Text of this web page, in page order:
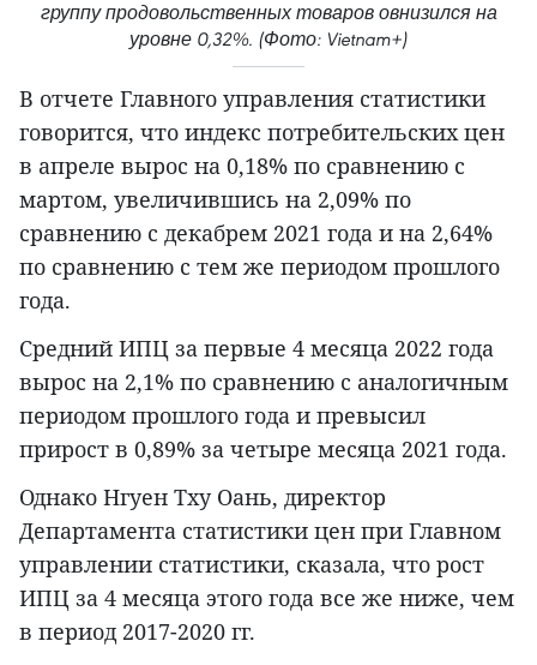
группу продовольственных товаров овнизился на
уровне 0,32%. (Фото: Vietnam+)
В отчете Главного управления статистики
говорится, что индекс потребительских цен
в апреле вырос на 0,18% по сравнению с
мартом, увеличившись на 2,09% по
сравнению с декабрем 2021 года и на 2,64%
по сравнению с тем же периодом прошлого
года.
Средний ИПЦ за первые 4 месяца 2022 года
вырос на 2,1% по сравнению с аналогичным
периодом прошлого года и превысил
прирост в 0,89% за четыре месяца 2021 года.
Однако Нгуен Тху Оань, директор
Департамента статистики цен при Главном
управлении статистики, сказала, что рост
ИПЦ за 4 месяца этого года все же ниже, чем
в период 2017-2020 гг.